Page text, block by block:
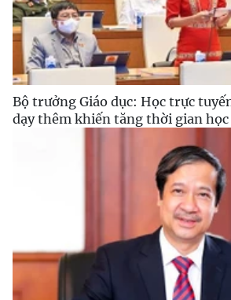
Bộ trưởng Giáo dục: Học trực
dạy thêm khiến tăng thời gian học